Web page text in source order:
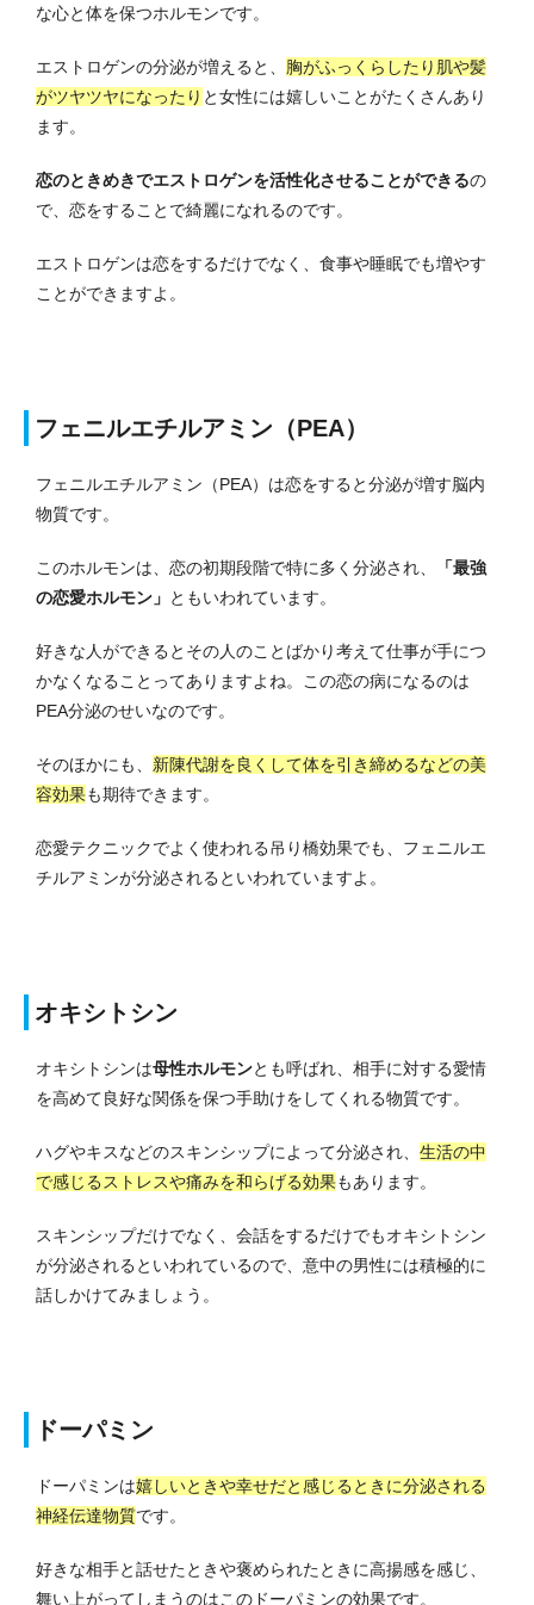
な心と体を保つホルモンです。
エストロゲンの分泌が増えると、 胸がふっくらしたり肌や髪
がツヤツヤになったり と女性には嬉しいことがたくさんあり
ます。
恋のときめきでエストロゲンを活性化させることができるの
で、恋をすることで綺麗になれるのです。
エストロゲンは恋をするだけでなく、食事や睡眠でも増やす
ことができますよ。
フェニルエチルアミン（PEA）
フェニルエチルアミン（PEA）は恋をすると分泌が増す脳内
物質です。
このホルモンは、恋の初期段階で特に多く分泌され、
「最強
の恋愛ホルモン」 ともいわれています。
好きな人ができるとその人のことばかり考えて仕事が手につ
かなくなることってありますよね。
この恋の病になるのは
PEA分泌のせいなのです。
そのほかにも、 新陳代謝を良くして体を引き締めるなどの美
容効果も期待できます。
恋愛テクニックでよく使われる吊り橋効果でも、フェニルエ
チルアミンが分泌されるといわれていますよ。
オキシトシン
オキシトシンは母性ホルモンとも呼ばれ、相手に対する愛情
を高めて良好な関係を保つ手助けをしてくれる物質です。
ハグやキスなどのスキンシップによって分泌され、 生活の中
で感じるストレスや痛みを和らげる効果もあります。
スキンシップだけでなく、会話をするだけでもオキシトシン
が分泌されるといわれているので、意中の男性には積極的に
話しかけてみましょう。
ドーパミン
ドーパミンは嬉しいときや幸せだと感じるときに分泌される
神経伝達物質です。
好きな相手と話せたときや褒められたときに高揚感を感じ、
舞い上がってしまうのはこのドーパミンの効果です。